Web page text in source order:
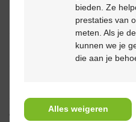
Eigenschappen
Gebruik
bieden. Ze
prestaties van
meten. Als je
kunnen we je
die aan je
Alles weigeren